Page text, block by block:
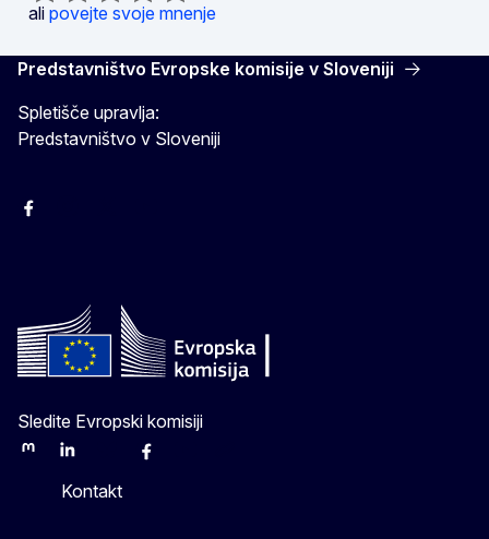
ali povejte svoje mnenje
Predstavništvo Evropske komisije v Sloveniji
Spletišče upravlja:
Predstavništvo v Sloveniji
Facebook
Sledite Evropski komisiji
MastodonLinkedInBlueskyFacebook
Kontakt